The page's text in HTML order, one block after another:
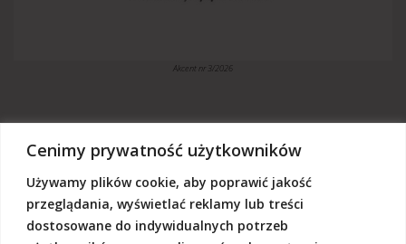
Cenimy prywatność użytkowników
Używamy plików cookie, aby poprawić jakość
przeglądania, wyświetlać reklamy lub treści
dostosowane do indywidualnych potrzeb
Akcent nr 3/2026
„Akcent” jest czasopismem niezależnym, utrzymujemy się z dotacji
budżetowych oraz darowizn. Będziemy wdzięczni, jeśli zechcą nas
Państwo wesprzeć dowolną kwotą.
Wschodnia Fundacja Kultury „Akcent”, ul. Grodzka 3, 20-112 Lublin